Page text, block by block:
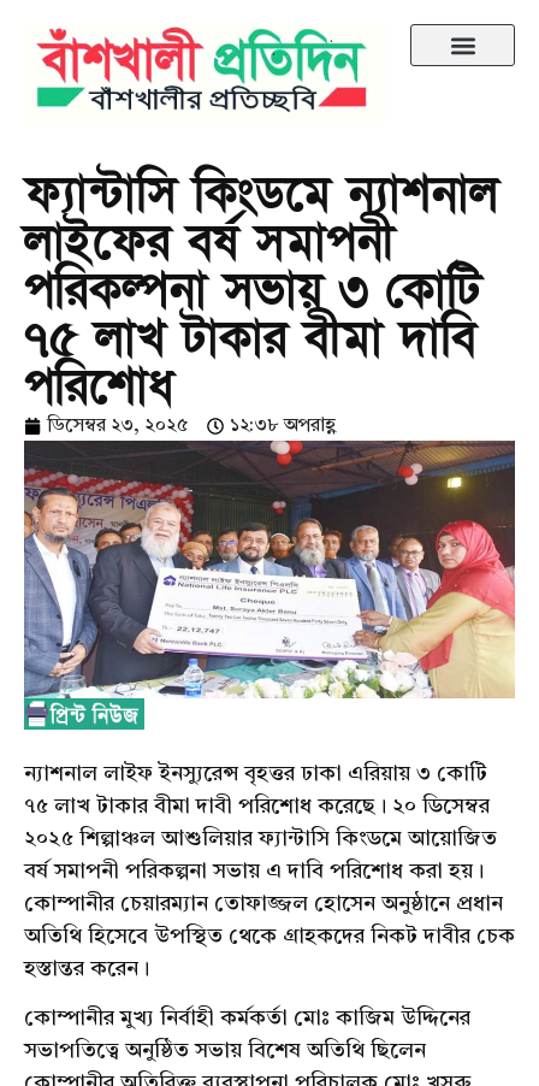
ফ্যান্টাসি কিংডমে ন্যাশনাল
লাইফের বর্ষ সমাপনী
পরিকল্পনা সভায় ৩ কোটি
৭৫ লাখ টাকার বীমা দাবি
পরিশোধ
ডিসেম্বর ২৩, ২০২৫ ১২:৩৮ অপরাহ্ণ
ন্যাশনাল লাইফইনস্যুরেন্সবৃহত্তর ঢাকা এরিয়ায়৩ কোটি
৭৫ লাখ টাকারবীমা দাবী পরিশোধ করেছে। ২০ ডিসেম্বর
২০২৫শিল্পাঞ্চল আশুলিয়ার ফ্যান্টাসি কিংডমেআয়োজিত
বর্ষসমাপনী পরিকল্পনাসভায়এ দাবি পরিশোধ করাহয়।
কোম্পানীর চেয়ারম্যান তোফাজ্জল হোসেন অনুষ্ঠানে প্রধান
অতিথি হিসেবে উপস্থিত থেকে গ্রাহকদেরনিকট দাবীর চেক
হস্তান্তর করেন।
কোম্পানীর মুখ্য নির্বাহী কর্মকর্তা মোঃকাজিম উদ্দিনের
সভাপতিত্বে অনুষ্ঠিতসভায়বিশেষ অতিথি ছিলেন